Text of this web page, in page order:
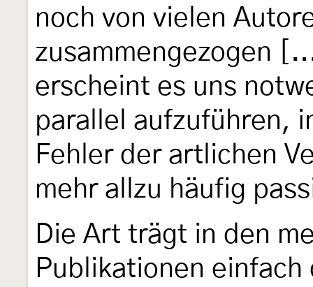
noch von vielen
zusammengezogen
erscheint es uns
parallel aufzuführen,
Fehler der artlichen
mehr allzu häufig
Die Art trägt in den
Publikationen einfach